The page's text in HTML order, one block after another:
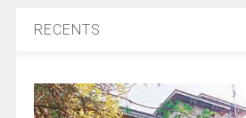
RECENTS